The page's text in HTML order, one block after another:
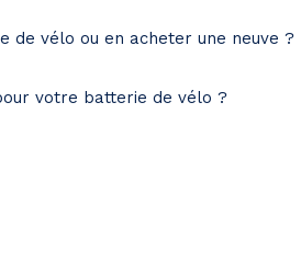
de vélo ou en acheter une neuve ?
votre batterie de vélo ?